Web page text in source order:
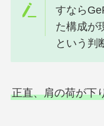
すなら
た構成が
という判
正直、肩の荷が下